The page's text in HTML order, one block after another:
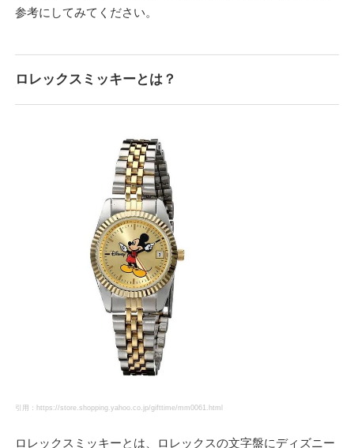
参考にしてみてください。
ロレックスミッキーとは？
引用：https://store.shopping.yahoo.co.jp/gifttime/mm0061.html
ロレックスミッキーとは、ロレックスの文字盤にディズニー